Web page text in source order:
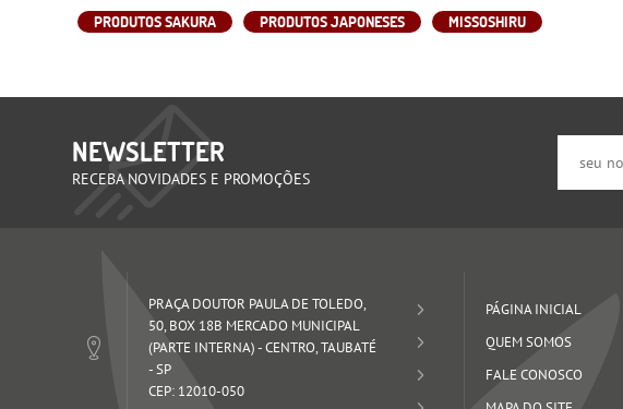
PRODUTOS SAKURA PRODUTOS JAPONESES MISSOSHIRU
NEWSLETTER
RECEBA NOVIDADES E PROMOÇÕES
PRAÇA DOUTOR PAULA DE TOLEDO,
50, BOX 18B MERCADO MUNICIPAL
(PARTE INTERNA)-CENTRO, TAUBATÉ
-SP
CEP: 12010-050
PÁGINA INICIAL
QUEM SOMOS
FALE CONOSCO